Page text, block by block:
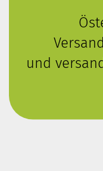
und